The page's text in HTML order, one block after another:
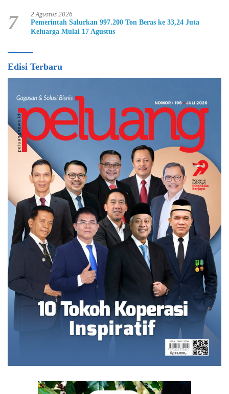
7 2 Agustus 2026
Pemerintah Salurkan 997.200 Ton Beras ke 33,24 Juta
Keluarga Mulai 17 Agustus
Edisi Terbaru